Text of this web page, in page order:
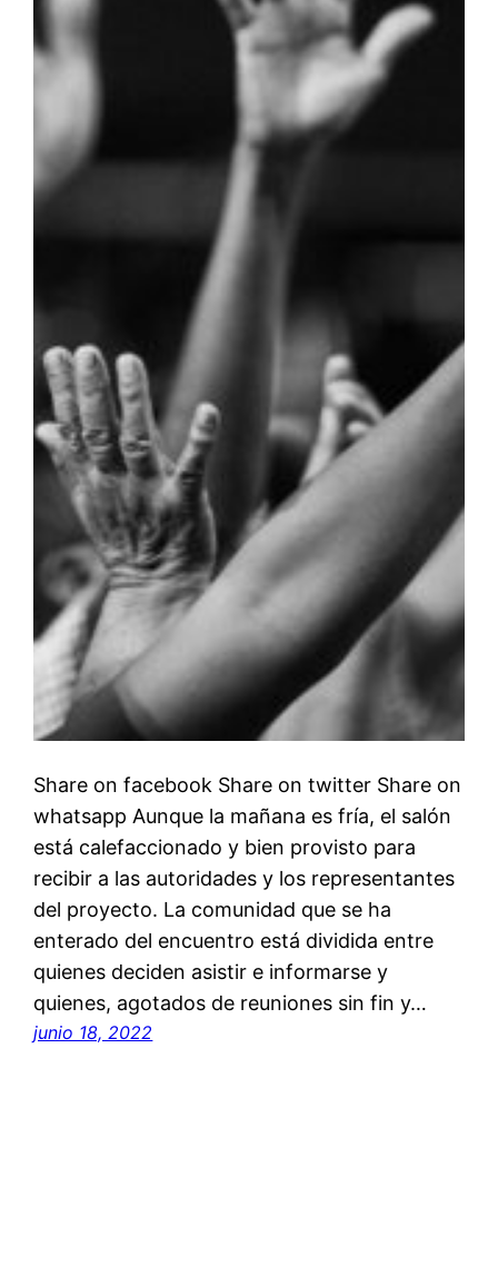
Share on facebook Share on twitter Share on
whatsapp Aunque la mañana es fría, el salón
está calefaccionado y bien provisto para
recibir a las autoridades y los representantes
del proyecto. La comunidad que se ha
enterado del encuentro está dividida entre
quienes deciden asistir e informarse y
quienes, agotados de reuniones sin fin y…
junio 18, 2022